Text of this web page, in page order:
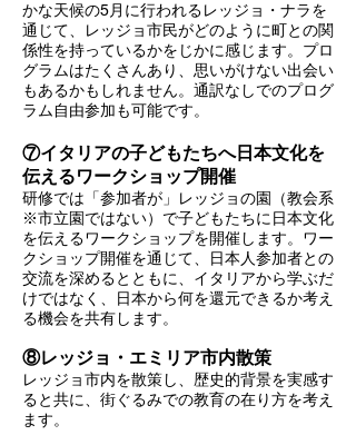
かな天候の5月に行われるレッジョ・ナラを
通じて、レッジョ市民がどのように町との関
係性を持っているかをじかに感じます。プロ
グラムはたくさんあり、思いがけない出会い
もあるかもしれません。通訳なしでのプログ
ラム自由参加も可能です。
⑦イタリアの子どもたちへ日本文化を
伝えるワークショップ開催
研修では「参加者が」レッジョの園（教会系
※市立園ではない）で子どもたちに日本文化
を伝えるワークショップを開催します。ワー
クショップ開催を通じて、日本人参加者との
交流を深めるとともに、イタリアから学ぶだ
けではなく、日本から何を還元できるか考え
る機会を共有します。
⑧レッジョ・エミリア市内散策
レッジョ市内を散策し、歴史的背景を実感す
ると共に、街ぐるみでの教育の在り方を考え
ます。